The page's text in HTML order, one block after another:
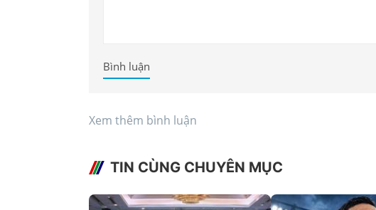
Bình luận
Xem thêm bình luận
TIN CÙNG CHUYÊN MỤC